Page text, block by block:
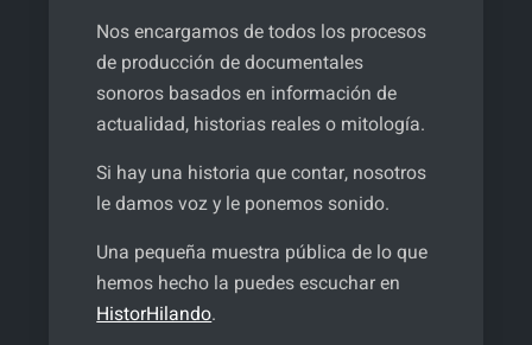
Nos encargamos de todos los procesos
de producción de documentales
sonoros basados en información de
actualidad, historias reales o mitología.
Si hay una historia que contar, nosotros
le damos voz y le ponemos sonido.
Una pequeña muestra pública de lo que
hemos hecho la puedes escuchar en
HistorHilando.